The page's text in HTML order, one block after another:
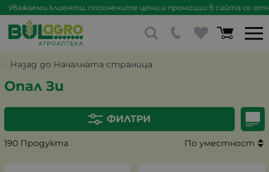
Уважаеми клиенти, посочените цени и промоции в сайта се
Назад до Началната страница
Опал Зи
ФИЛТРИ
190 Продукта По уместност